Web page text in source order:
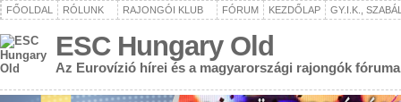
FŐOLDAL RÓLUNK RAJONGÓI KLUB FÓRUM KEZDŐLAP GY.I.K.,
ESC Hungary Old
Az Eurovízió hírei és a magyarországi rajongók fóruma